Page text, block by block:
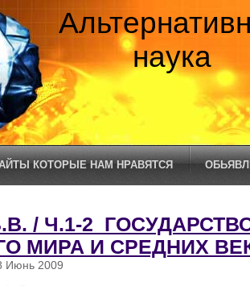
наука
КОТОРЫЕ НАМ НРАВЯТСЯ
/ Ч.1-
МИРА И СРЕДНИХ
Июнь 2009